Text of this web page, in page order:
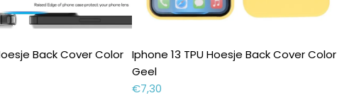
Back Cover Color Iphone 13 TPU Hoesje Back Cover Color
Geel
€7,30